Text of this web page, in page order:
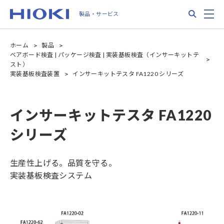
main
製品・サービス
ホーム
製品
ベアボード検査 | パッケージ検査 | 実装基板検査（インサーキットテ
スト）
実装基板検査装置
インサーキットテスタ FA1220 シリーズ
インサーキットテスタ FA1220
シリーズ
生産性上げる。品質を守る。
実装基板検査システム